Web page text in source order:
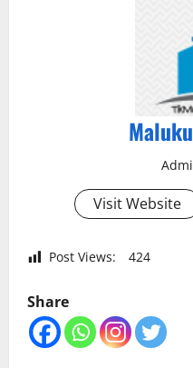
Visit Website
Post Views: 424
Share